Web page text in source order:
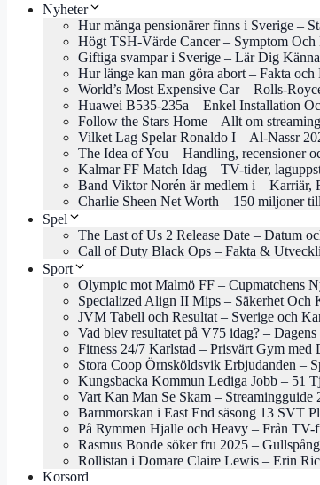
Nyheter
Hur många pensionärer finns i Sverige –
Högt TSH-Värde Cancer – Symptom Och
Giftiga svampar i Sverige – Lär Dig
Hur länge kan man göra abort – Fakta och
World’s Most Expensive Car – Rolls-
Huawei B535-235a – Enkel Installation
Follow the Stars Home – Allt om
Vilket Lag Spelar Ronaldo I – Al-Nassr
The Idea of You – Handling, recensioner
Kalmar FF Match Idag – TV-tider,
Band Viktor Norén är medlem i – Karriär,
Charlie Sheen Net Worth – 150 miljoner
Spel
The Last of Us 2 Release Date – Datum
Call of Duty Black Ops – Fakta &
Sport
Olympic mot Malmö FF – Cupmatchens
Specialized Align II Mips – Säkerhet Och
JVM Tabell och Resultat – Sverige och
Vad blev resultatet på V75 idag? – Dagens
Fitness 24/7 Karlstad – Prisvärt Gym med
Stora Coop Örnsköldsvik Erbjudanden –
Kungsbacka Kommun Lediga Jobb – 51
Vart Kan Man Se Skam – Streamingguide
Barnmorskan i East End säsong 13 SVT
På Rymmen Hjalle och Heavy – Från TV-
Rasmus Bonde söker fru 2025 –
Rollistan i Domare Claire Lewis – Erin
Korsord